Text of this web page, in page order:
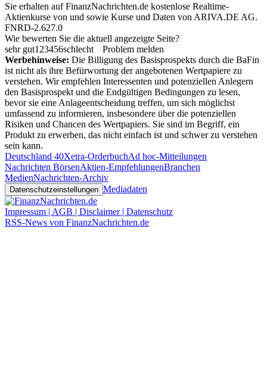
Sie erhalten auf FinanzNachrichten.de kostenlose Realtime-
Aktienkurse von und sowie Kurse und Daten von ARIVA.DE AG.
FNRD-2.627.0
Wie bewerten Sie die aktuell angezeigte Seite?
sehr gut1 23456schlecht
Problem melden
Werbehinweise: Die Billigung des Basisprospekts durch die BaFin
ist nicht als ihre Befürwortung der angebotenen Wertpapiere zu
verstehen. Wir empfehlen Interessenten und potenziellen Anlegern
den Basisprospekt und die Endgültigen Bedingungen zu lesen,
bevor sie eine Anlageentscheidung treffen, um sich möglichst
umfassend zu informieren, insbesondere über die potenziellen
Risiken und Chancen des Wertpapiers. Sie sind im Begriff, ein
Produkt zu erwerben, das nicht einfach ist und schwer zu verstehen
sein kann.
Deutschland 40Xetra-OrderbuchAd hoc-Mitteilungen
Nachrichten BörsenAktien-EmpfehlungenBranchen
MedienNachrichten-Archiv
Datenschutzeinstellungen Mediadaten
Impressum | AGB | Disclaimer | Datenschutz
RSS-News von FinanzNachrichten.de